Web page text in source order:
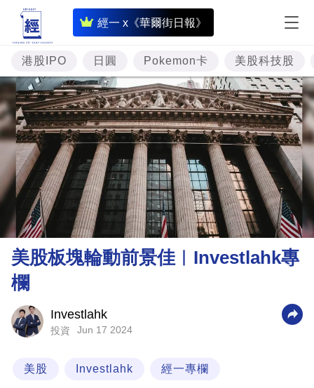
經一 x《華爾街日報》
即
時
財
經
專
題
投
資
樓
市
理
財
科
港股IPO 日圓 Pokemon卡 美股科技股
美股板塊輪動前景佳︳Investlahk專
欄
Investlahk
投資 Jun 17 2024
美股 Investlahk 經一專欄